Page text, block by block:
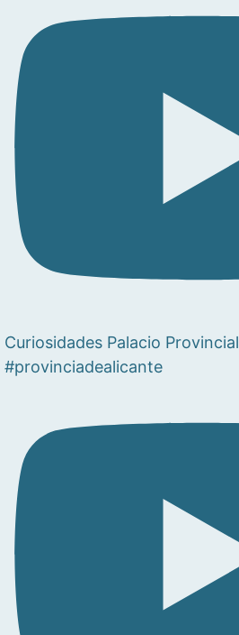
Curiosidades Palacio Provincial
#provinciadealicante